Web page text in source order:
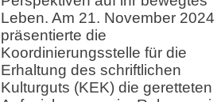
Leben. Am 21. November 2024
präsentierte die
Koordinierungsstelle für die
Erhaltung des schriftlichen
Kulturguts (KEK) die geretteten